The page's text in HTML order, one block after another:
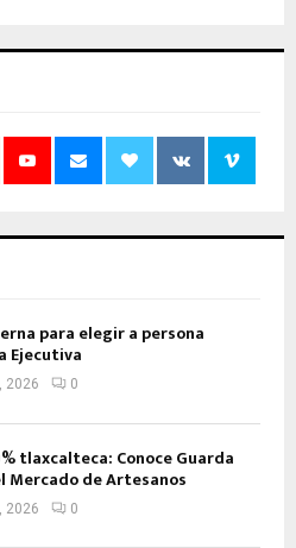
para elegir a persona
Ejecutiva
2026 0
tlaxcalteca: Conoce Guarda
Mercado de Artesanos
2026 0